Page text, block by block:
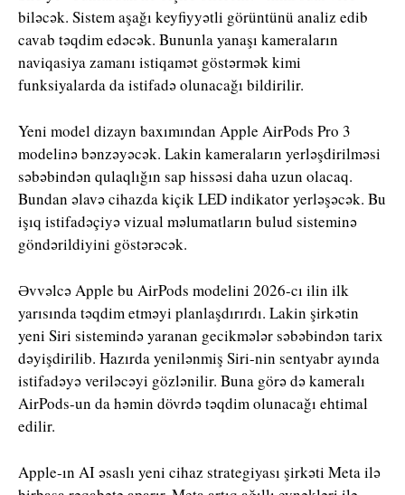
biləcək. Sistem aşağı keyfiyyətli görüntünü analiz edib
cavab təqdim edəcək. Bununla yanaşı kameraların
naviqasiya zamanı istiqamət göstərmək kimi
funksiyalarda da istifadə olunacağı bildirilir.
Yeni model dizayn baxımından Apple AirPods Pro 3
modelinə bənzəyəcək. Lakin kameraların yerləşdirilməsi
səbəbindən qulaqlığın sap hissəsi daha uzun olacaq.
Bundan əlavə cihazda kiçik LED indikator yerləşəcək. Bu
işıq istifadəçiyə vizual məlumatların bulud sisteminə
göndərildiyini göstərəcək.
Əvvəlcə Apple bu AirPods modelini 2026-cı ilin ilk
yarısında təqdim etməyi planlaşdırırdı. Lakin şirkətin
yeni Siri sistemində yaranan gecikmələr səbəbindən tarix
dəyişdirilib. Hazırda yenilənmiş Siri-nin sentyabr ayında
istifadəyə veriləcəyi gözlənilir. Buna görə də kameralı
AirPods-un da həmin dövrdə təqdim olunacağı ehtimal
edilir.
Apple-ın AI əsaslı yeni cihaz strategiyası şirkəti Meta ilə